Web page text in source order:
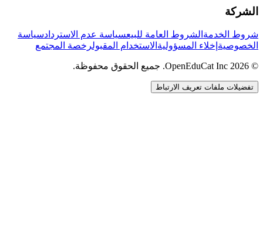
الشركة
شروط الخدمة الشروط العامة للبيعسياسة عدم الاستردادسياسة
الخصوصية إخلاء المسؤولية الاستخدام المقبولرخصة المجتمع
© 2026 OpenEduCat Inc. جميع الحقوق محفوظة.
تفضيلات ملفات تعريف الارتباط